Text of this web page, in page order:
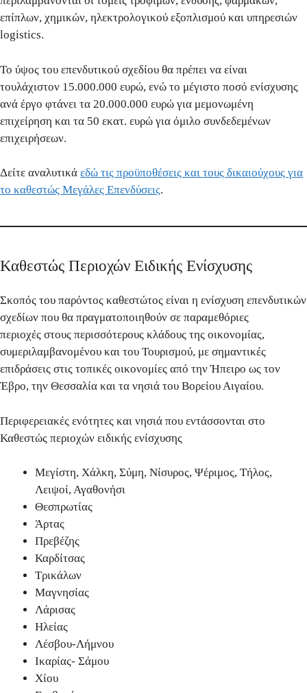
επίπλων, χημικών, ηλεκτρολογικού εξοπλισμού και υπηρεσιών
logistics.
Το ύψος του επενδυτικού σχεδίου θα πρέπει να είναι
τουλάχιστον 15.000.000 ευρώ, ενώ το μέγιστο ποσό ενίσχυσης
ανά έργο φτάνει τα 20.000.000 ευρώ για μεμονωμένη
επιχείρηση και τα 50 εκατ. ευρώ για όμιλο συνδεδεμένων
επιχειρήσεων.
Δείτε αναλυτικά εδώ τις προϋποθέσεις και τους δικαιούχους για
το καθεστώς Μεγάλες Επενδύσεις.
Καθεστώς Περιοχών Ειδικής Ενίσχυσης
Σκοπός του παρόντος καθεστώτος είναι η ενίσχυση επενδυτικών
σχεδίων που θα πραγματοποιηθούν σε παραμεθόριες
περιοχές στους περισσότερους κλάδους της οικονομίας,
συμεριλαμβανομένου και του Τουρισμού, με σημαντικές
επιδράσεις στις τοπικές οικονομίες από τηνΉπειρο ως τον
Έβρο, την Θεσσαλία και τα νησιά του Βορείου Αιγαίου.
Περιφερειακές ενότητες και νησιά που εντάσσονται στο
Καθεστώς περιοχών ειδικής ενίσχυσης
Μεγίστη, Χάλκη, Σύμη, Νίσυρος, Ψέριμος, Τήλος,
Λειψοί, Αγαθονήσι
Θεσπρωτίας
Άρτας
Πρεβέζης
Καρδίτσας
Τρικάλων
Μαγνησίας
Λάρισας
Ηλείας
Λέσβου-Λήμνου
Ικαρίας- Σάμου
Χίου